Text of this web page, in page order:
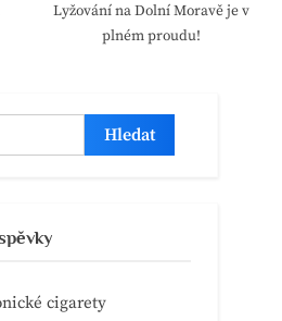
Lyžování na Dolní Moravě je v
plném proudu!
cigarety